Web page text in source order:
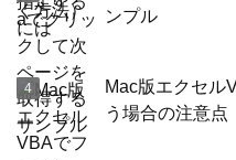
ンプル
Mac版エクセル
う場合の注意点